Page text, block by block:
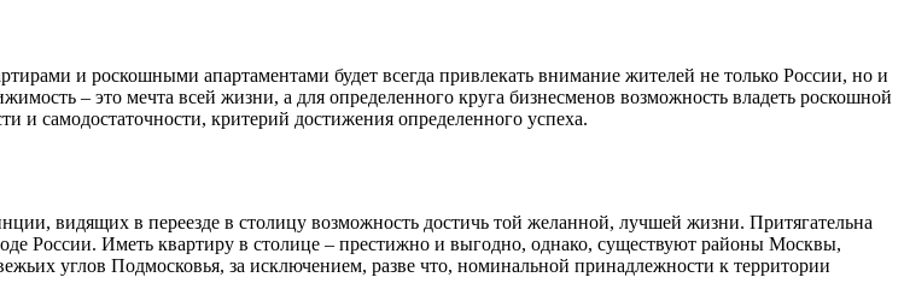
и роскошными апартаментами будет всегда привлекать внимание жителей не только России, но и
– это мечта всей жизни, а для определенного круга бизнесменов возможность владеть роскошной
и самодостаточности, критерий достижения определенного успеха.
видящих в переезде в столицу возможность достичь той желанной, лучшей жизни. Притягательна
России. Иметь квартиру в столице – престижно и выгодно, однако, существуют районы Москвы,
углов Подмосковья, за исключением, разве что, номинальной принадлежности к территории